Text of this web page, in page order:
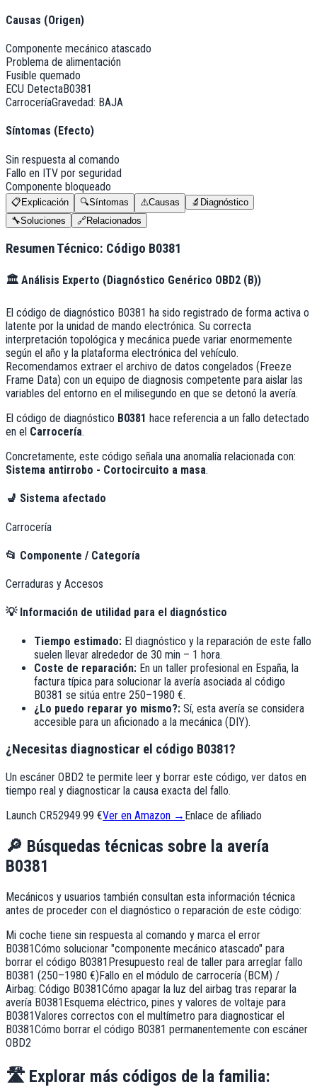
Causas (Origen)
Componente mecánico atascado
Problema de alimentación
Fusible quemado
ECU DetectaB0381
CarroceríaGravedad: BAJA
Síntomas (Efecto)
Sin respuesta al comando
Fallo en ITV por seguridad
Componente bloqueado
📋 Explicación 🔍Síntomas ⚠️Causas 🔬 Diagnóstico
🔧Soluciones 🔗Relacionados
Resumen Técnico: Código B0381
🏛️ Análisis Experto (Diagnóstico Genérico OBD2 (B))
El código de diagnóstico B0381 ha sido registrado de forma activa o
latente por la unidad de mando electrónica. Su correcta
interpretación topológica y mecánica puede variar enormemente
según el año y la plataforma electrónica del vehículo.
Recomendamos extraer el archivo de datos congelados (Freeze
Frame Data) con un equipo de diagnosis competente para aislar las
variables del entorno en el milisegundo en que se detonó la avería.
El código de diagnóstico B0381 hace referencia a un fallo detectado
en el Carrocería.
Concretamente, este código señala una anomalía relacionada con:
Sistema antirrobo - Cortocircuito a masa.
💺 Sistema afectado
Carrocería
📂 Componente / Categoría
Cerraduras y Accesos
💡Información de utilidad para el diagnóstico
Tiempo estimado: El diagnóstico y la reparación de este fallo
suelen llevar alrededor de 30 min – 1 hora.
Coste de reparación: En un taller profesional en España, la
factura típica para solucionar la avería asociada al código
B0381 se sitúa entre 250–1980 €.
¿Lo puedo reparar yo mismo?: Sí, esta avería se considera
accesible para un aficionado a la mecánica (DIY).
¿Necesitas diagnosticar el código B0381?
Un escáner OBD2 te permite leer y borrar este código, ver datos en
tiempo real y diagnosticar la causa exacta del fallo.
Launch CR52949.99 €Ver en Amazon → Enlace de afiliado
🔎 Búsquedas técnicas sobre la avería
B0381
Mecánicos y usuarios también consultan esta información técnica
antes de proceder con el diagnóstico o reparación de este código:
Mi coche tiene sin respuesta al comando y marca el error
B0381Cómo solucionar "componente mecánico atascado" para
borrar el código B0381Presupuesto real de taller para arreglar fallo
B0381 (250–1980 €)Fallo en el módulo de carrocería (BCM) /
Airbag: Código B0381Cómo apagar la luz del airbag tras reparar la
avería B0381Esquema eléctrico, pines y valores de voltaje para
B0381Valores correctos con el multímetro para diagnosticar el
B0381Cómo borrar el código B0381 permanentemente con escáner
OBD2
🛣️ Explorar más códigos de la familia: